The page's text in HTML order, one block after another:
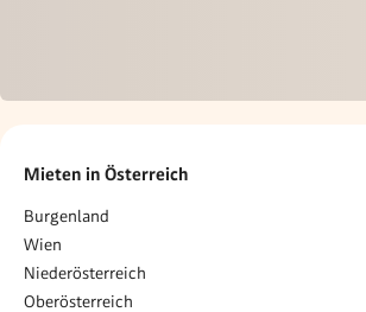
Mieten in Österreich
Burgenland
Wien
Niederösterreich
Oberösterreich